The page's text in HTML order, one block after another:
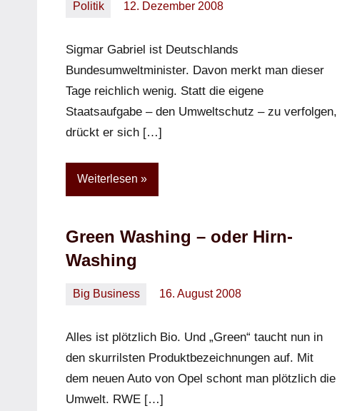
Politik
12. Dezember 2008
Sigmar Gabriel ist Deutschlands
Bundesumweltminister. Davon merkt man dieser
Tage reichlich wenig. Statt die eigene
Staatsaufgabe – den Umweltschutz – zu verfolgen,
drückt er sich […]
Weiterlesen
Green Washing – oder Hirn-
Washing
Big Business
16. August 2008
Oliver
Keine
Alles ist plötzlich Bio. Und „Green“ taucht nun in
den skurrilsten Produktbezeichnungen auf. Mit
dem neuen Auto von Opel schont man plötzlich die
Umwelt. RWE […]